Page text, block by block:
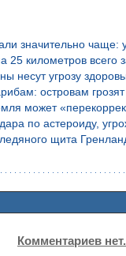
значительно чаще:
25 километров всего
несут угрозу
островам
может
по астероиду,
щита
Комментариев